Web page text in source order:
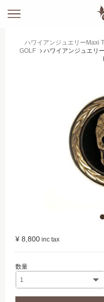
ハワイアンジュエリーMaxi
GOLF
ハワイアンジュエリ
¥ 8,800